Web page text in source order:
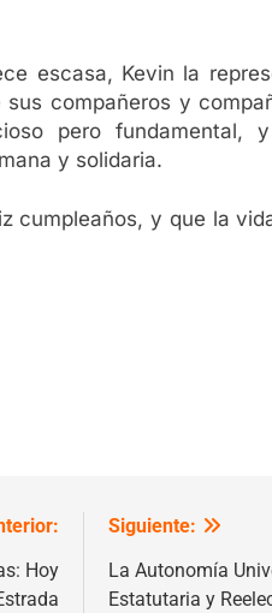
escasa, Kevin la
compañeros y
pero
y solidaria.
cumpleaños, y que la
Hoy
Siguiente:
La Autonomía
Estatutaria y